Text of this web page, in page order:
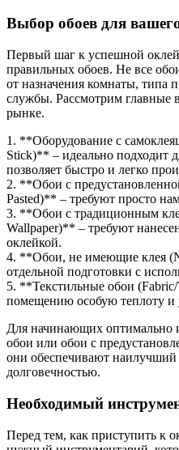
Выбор обоев для
Первый шаг к успешной
правильных обоев. Не все
от назначения комнаты, типа
службы. Рассмотрим главные
рынке.
1. **Оборудование с
Stick)** – идеально подходит
позволяет быстро и легко
2. **Обои с
Pasted)** – требуют просто
3. **Обои с традиционным
Wallpaper)** – требуют
оклейкой.
4. **Обои, не имеющие клея
отдельной подготовки с
5. **Текстильные обои
помещению особую теплоту и
Для начинающих оптимально
обои или обои с
они обеспечивают наилучший
долговечностью.
Необходимый
Перед тем, как приступить к